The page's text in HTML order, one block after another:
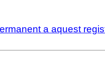
a aquest